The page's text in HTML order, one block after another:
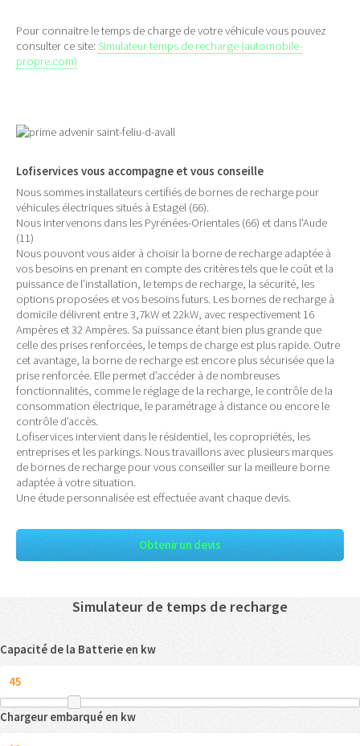
Pour connaitre le temps de charge de votre véhicule vous pouvez
consulter ce site: Simulateur temps de recharge (automobile-
propre.com)
Lofiservices vous accompagne et vous conseille
Nous sommes installateurs certifiés de bornes de recharge pour
véhicules électriques situés à Estagel (66).
Nous intervenons dans les Pyrénées-Orientales (66) et dans l'Aude
(11)
Nous pouvont vous aider à choisir la borne de recharge adaptée à
vos besoins en prenant en compte des critères tels que le coût et la
puissance de l’installation, le temps de recharge, la sécurité, les
options proposées et vos besoins futurs. Les bornes de recharge à
domicile délivrent entre 3,7kW et 22kW, avec respectivement 16
Ampères et 32 Ampères. Sa puissance étant bien plus grande que
celle des prises renforcées, le temps de charge est plus rapide. Outre
cet avantage, la borne de recharge est encore plus sécurisée que la
prise renforcée. Elle permet d’accéder à de nombreuses
fonctionnalités, comme le réglage de la recharge, le contrôle de la
consommation électrique, le paramétrage à distance ou encore le
contrôle d’accès.
Lofiservices intervient dans le résidentiel, les copropriétés, les
entreprises et les parkings. Nous travaillons avec plusieurs marques
de bornes de recharge pour vous conseiller sur la meilleure borne
adaptée à votre situation.
Une étude personnalisée est effectuée avant chaque devis.
Obtenir un devis
Simulateur de temps de recharge
Capacité de la Batterie en kw
Chargeur embarqué en kw